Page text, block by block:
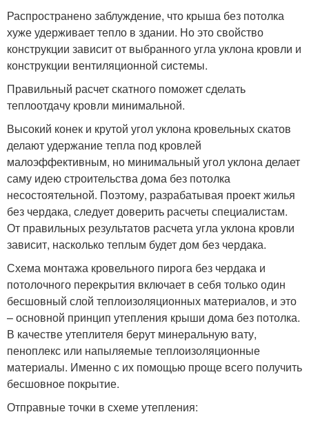
Распространено заблуждение, что крыша без потолка
хуже удерживает тепло в здании. Но это свойство
конструкции зависит от выбранного угла уклона кровли и
конструкции вентиляционной системы.
Правильный расчет скатного поможет сделать
теплоотдачу кровли минимальной.
Высокий конек и крутой угол уклона кровельных скатов
делают удержание тепла под кровлей
малоэффективным, но минимальный угол уклона делает
саму идею строительства дома без потолка
несостоятельной. Поэтому, разрабатывая проект жилья
без чердака, следует доверить расчеты специалистам.
От правильных результатов расчета угла уклона кровли
зависит, насколько теплым будет дом без чердака.
Схема монтажа кровельного пирога без чердака и
потолочного перекрытия включает в себя только один
бесшовный слой теплоизоляционных материалов, и это
– основной принцип утепления крыши дома без потолка.
В качестве утеплителя берут минеральную вату,
пеноплекс или напыляемые теплоизоляционные
материалы. Именно с их помощью проще всего получить
бесшовное покрытие.
Отправные точки в схеме утепления: